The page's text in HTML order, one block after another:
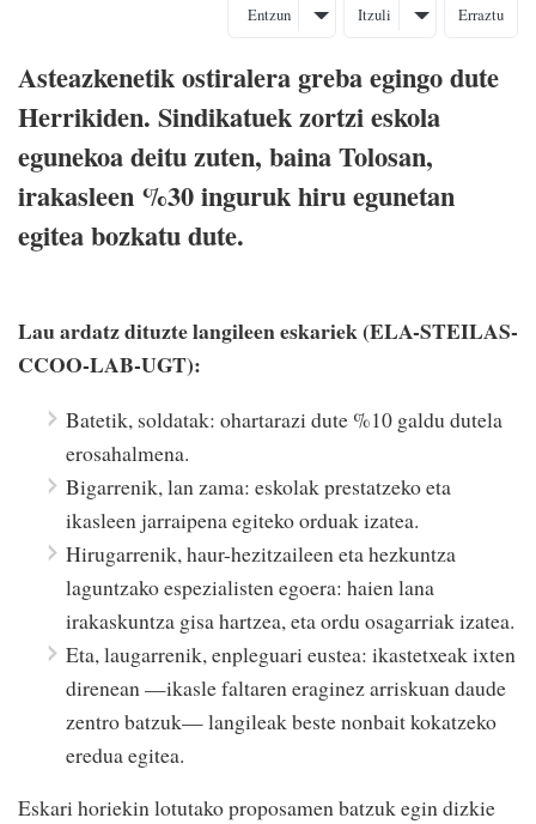
Entzun Itzuli Erraztu
Asteazkenetik ostiralera greba egingo dute
Herrikiden. Sindikatuek zortzi eskola
egunekoa deitu zuten, baina Tolosan,
irakasleen %30 inguruk hiru egunetan
egitea bozkatu dute.
Lau ardatz dituzte langileen eskariek (ELA-STEILAS-
CCOO-LAB-UGT):
Batetik, soldatak: ohartarazi dute %10 galdu dutela
erosahalmena.
Bigarrenik, lan zama: eskolak prestatzeko eta
ikasleen jarraipena egiteko orduak izatea.
Hirugarrenik, haur-hezitzaileen eta hezkuntza
laguntzako espezialisten egoera: haien lana
irakaskuntza gisa hartzea, eta ordu osagarriak izatea.
Eta, laugarrenik, enpleguari eustea: ikastetxeak ixten
direnean —ikasle faltaren eraginez arriskuan daude
zentro batzuk— langileak beste nonbait kokatzeko
eredua egitea.
Eskari horiekin lotutako proposamen batzuk egin dizkie